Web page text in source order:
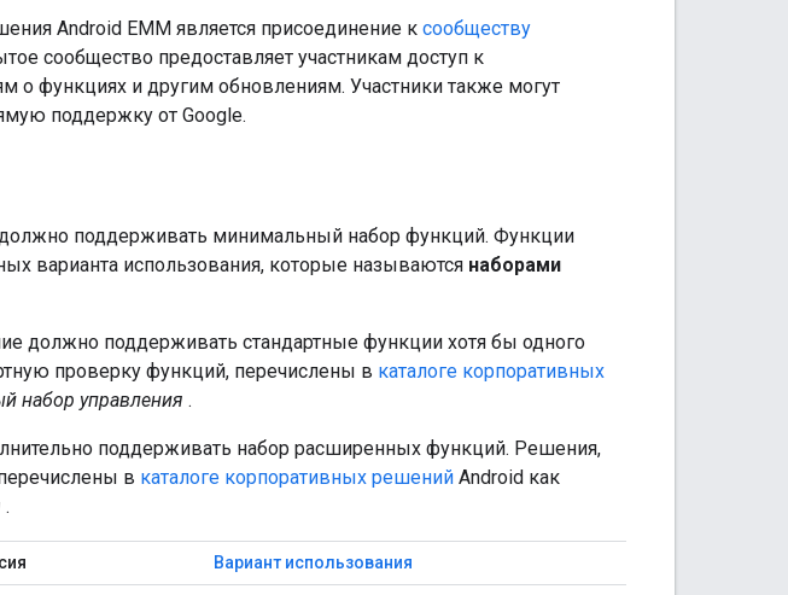
Android EMM является присоединение к сообществу
сообщество предоставляет участникам доступ к
о функциях и другим обновлениям. Участники также могут
поддержку от Google.
поддерживать минимальный набор функций. Функции
варианта использования, которые называются наборами
должно поддерживать стандартные функции хотя бы одного
проверку функций, перечислены в каталоге корпоративных
набор управления .
поддерживать набор расширенных функций. Решения,
в каталоге корпоративных решений Android как
.
Вариант использования